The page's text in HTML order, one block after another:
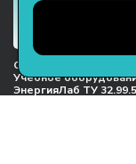
Сертификат
Учебное
ЭнергияЛаб ТУ